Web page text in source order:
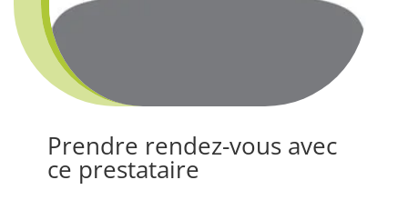
Prendre rendez-vous avec
ce prestataire